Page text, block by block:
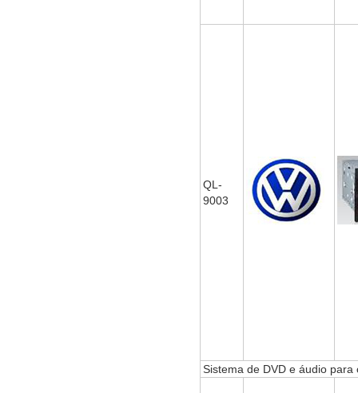
QL-
9003
Sistema de DVD e áudio para